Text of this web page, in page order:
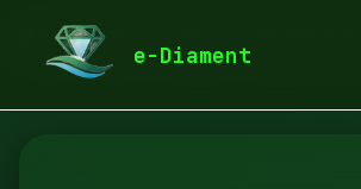
e-Diament
diamentspa.pl